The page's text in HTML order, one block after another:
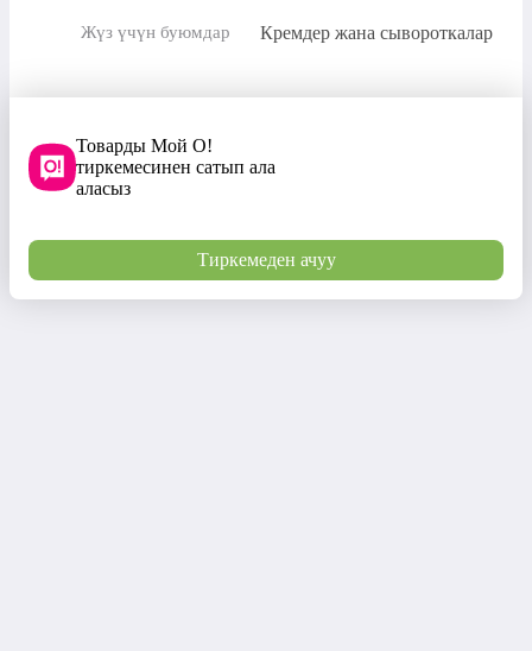
Жүз үчүн буюмдар Кремдер жана сывороткалар
Товарды Мой О!
тиркемесинен сатып ала
аласыз
Тиркемеден ачуу